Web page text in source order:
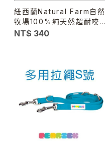
紐西蘭Natural Farm自然
牧場100%純天然超耐咬牛
腱棒-加長版 #天然潔牙骨
NT$ 340